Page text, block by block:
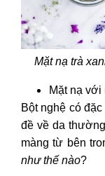
Mặt nạ trà
Mặt nạ với
Bột nghệ có
đề về da
màng từ bên
như thế nào?